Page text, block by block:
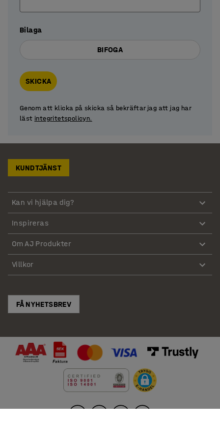
Bilaga
BIFOGA
SKICKA
Genom att klicka på skicka så bekräftar jag att jag har
läst integritetspolicyn.
KUNDTJÄNST
Kan vi hjälpa dig?
Inspireras
Om AJ Produkter
Villkor
FÅ NYHETSBREV